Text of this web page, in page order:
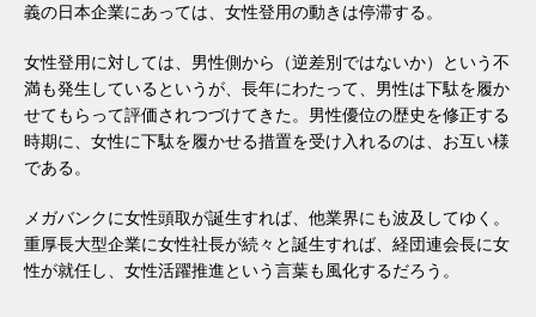
義の日本企業にあっては、女性登用の動きは停滞する。
女性登用に対しては、男性側から（逆差別ではないか）という不
満も発生しているというが、長年にわたって、男性は下駄を履か
せてもらって評価されつづけてきた。男性優位の歴史を修正する
時期に、女性に下駄を履かせる措置を受け入れるのは、お互い様
である。
メガバンクに女性頭取が誕生すれば、他業界にも波及してゆく。
重厚長大型企業に女性社長が続々と誕生すれば、経団連会長に女
性が就任し、女性活躍推進という言葉も風化するだろう。